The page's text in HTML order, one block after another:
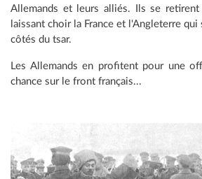
Allemands et leurs alliés. Ils se retirent
laissant choir la France et l'Angleterre qui
côtés du tsar.
Les Allemands en profitent pour une
chance sur le front français...